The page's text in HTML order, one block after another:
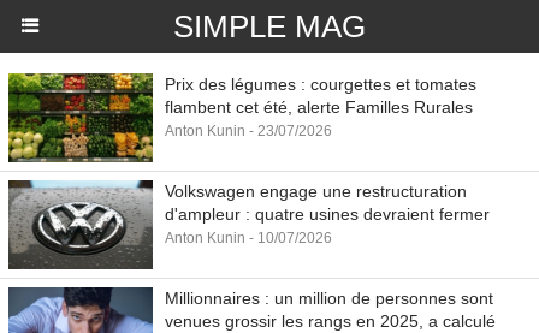
SIMPLE MAG
Prix des légumes : courgettes et tomates
flambent cet été, alerte Familles Rurales
Anton Kunin - 23/07/2026
Volkswagen engage une restructuration
d'ampleur : quatre usines devraient fermer
Anton Kunin - 10/07/2026
Millionnaires : un million de personnes sont
venues grossir les rangs en 2025, a calculé